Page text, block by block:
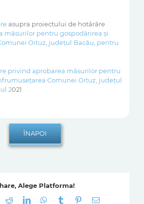
asupra proiectului de hotărâre
măsurilor pentru gospodărirea și
Oituz, județul Bacău, pentru
privind aprobarea măsurilor pentru
Comunei Oituz, județul
2021
Alege Platforma!
RedditLinkedInWhatsApp
Tumblr Pinterest
E-